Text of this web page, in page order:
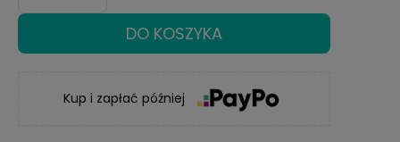
DO KOSZYKA
Kup i zapłać później